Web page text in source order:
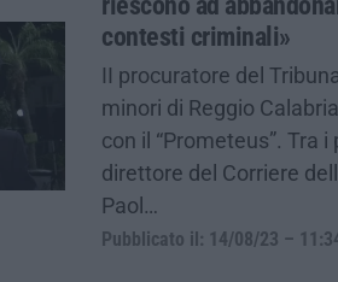
contesti criminali»
II procuratore del
minori di Reggio
con il “Prometeus”. Tra
direttore del Corriere
Paol…
Pubblicato il: 14/08/23 – 11:34